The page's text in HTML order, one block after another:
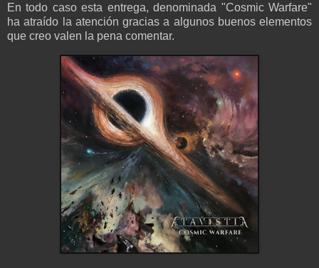
En todo caso esta entrega, denominada "Cosmic Warfare"
ha atraído la atención gracias a algunos buenos elementos
que creo valen la pena comentar.